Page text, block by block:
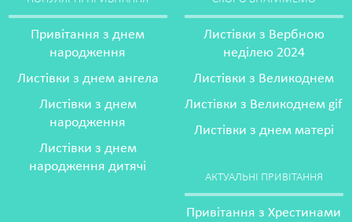
Привітання з днем
народження
Листівки з днем ангела
Листівки з днем
народження
Листівки з днем
народження дитячі
Листівки з Вербною
неділею 2024
Листівки з Великоднем
Листівки з Великоднем gif
Листівки з днем матері
АКТУАЛЬНІ ПРИВІТАННЯ
Привітання з Хрестинами